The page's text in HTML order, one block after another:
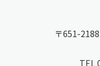
〒651-
TEL